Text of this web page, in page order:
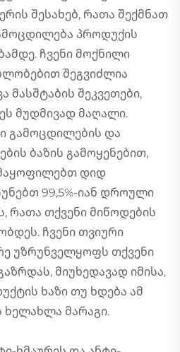
შესახებ, რათა შექმნათ
პროდუქის
ჩვენი მოქნილი
შეგვიძლია
მასშტაბის შეკვეთები,
მუდმივად მაღალი.
გამოცდილების და
ბაზის გამოყენებით,
დიდ
99,5%-იან დროული
რათა თქვენი მიწოდების
ჩვენი თვიური
უზრუნველყოფს თქვენი
მიუხედავად იმისა,
ხაზი თუ ხდება ამ
მარაგი.